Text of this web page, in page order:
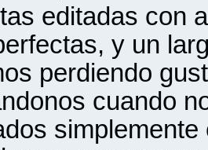
editadas con
y un
perdiendo
cuando